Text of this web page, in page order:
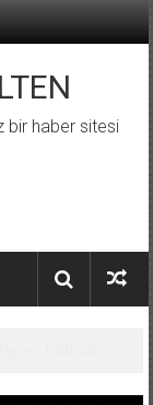
bir haber sitesi